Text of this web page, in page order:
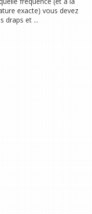
exacte) vous devez
draps et ...